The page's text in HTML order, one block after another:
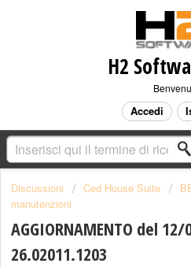
H2
Accedi
Discussioni Ced House Suite
manutenzioni
AGGIORNAMENTO del
26.02011.1203